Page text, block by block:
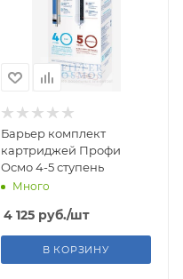
Барьер комплект
картриджей Профи
Осмо 4-5 ступень
Много
4 125руб./шт
В КОРЗИНУ